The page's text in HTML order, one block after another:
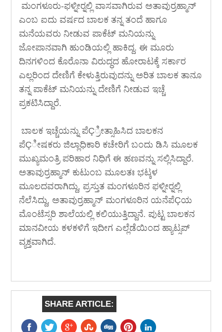
ಮಂಗಳೂರು-ಫಳ್ನೀರ್‍ನಲ್ಲಿ ವಾಸವಾಗಿರುವ ಅತಾವುರ್ರಹ್ಮಾನ್
ಎಂಬ ಐದು ವರ್ಷದ ಬಾಲಕ ತನ್ನ ತಂದೆ ಹಾಗೂ
ಮನೆಯವರು ನೀಡುವ ಪಾಕೆಟ್ ಮನಿಯನ್ನು
ಜೋಪಾನವಾಗಿ ಹುಂಡಿಯಲ್ಲಿ ಹಾಕಿದ್ದ. ಈ ಮೂರು
ದಿನಗಳಿಂದ ಕೊರೊನಾ ವಿರುದ್ಧದ ಹೋರಾಟಕ್ಕೆ ಸರ್ಕಾರ
ಎಲ್ಲರಿಂದ ದೇಣಿಗೆ ಕೇಳುತ್ತಿರುವುದನ್ನು ಅರಿತ ಬಾಲಕ ತಾನೂ
ತನ್ನ ಪಾಕೆಟ್ ಮನಿಯನ್ನು ದೇಣಿಗೆ ನೀಡುವ ಇಚ್ಚೆ
ಪ್ರಕಟಿಸಿದ್ದಾರೆ.
ಬಾಲಕ ಇಚ್ಚೆಯನ್ನು ಪೆÇ್ರೀತ್ಸಾಹಿಸಿದ ಬಾಲಕನ
ಪೆÇೀಷಕರು ಜಿಲ್ಲಾಧಿಕಾರಿ ಕಚೇರಿಗೆ ಬಂದು ಡಿಸಿ ಮೂಲಕ
ಮುಖ್ಯಮಂತ್ರಿ ಪರಿಹಾರ ನಿಧಿಗೆ ಈ ಹಣವನ್ನು ಸಲ್ಲಿಸಿದ್ದಾರೆ.
ಅತಾವುರ್ರಹ್ಮಾನ್ ಕುಟುಂಬ ಮೂಲತಃ ಭಟ್ಕಳ
ಮೂಲದವರಾಗಿದ್ದು, ಪ್ರಸ್ತುತ ಮಂಗಳೂರಿನ ಫಳ್ನೀರ್‍ನಲ್ಲಿ
ನೆಲೆಸಿದ್ದು, ಅತಾವುರ್ರಹ್ಮಾನ್ ಮಂಗಳೂರಿನ ಯನೆಪೆÇಯ
ಮೊಂಟೆಸ್ಸರಿ ಶಾಲೆಯಲ್ಲಿ ಕಲಿಯುತ್ತಿದ್ದಾನೆ. ಪುಟ್ಟ ಬಾಲಕನ
ಮಾನವೀಯ ಕಳಕಳಿಗೆ ಇದೀಗ ಎಲ್ಲೆಡೆಯಿಂದ ಹ್ಯಾಟ್ಸಪ್
ವ್ಯಕ್ತವಾಗಿದೆ.
SHARE ARTICLE: